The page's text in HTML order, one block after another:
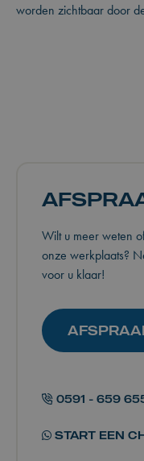
worden zichtbaar door
Wilt u meer weten
onze werkplaats?
voor u klaar!
0591 - 659
START EEN